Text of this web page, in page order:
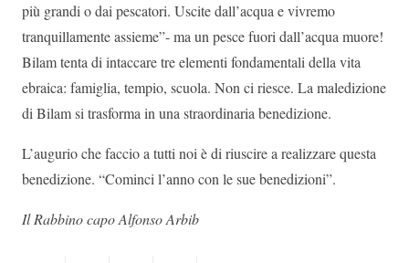
più grandi o dai pescatori. Uscite dall’acqua e vivremo
tranquillamente assieme”- ma un pesce fuori dall’acqua muore!
Bilam tenta di intaccare tre elementi fondamentali della vita
ebraica: famiglia, tempio, scuola. Non ci riesce. La maledizione
di Bilam si trasforma in una straordinaria benedizione.
L’augurio che faccio a tutti noi è di riuscire a realizzare questa
benedizione. “Cominci l’anno con le sue benedizioni”.
Il Rabbino capo Alfonso Arbib